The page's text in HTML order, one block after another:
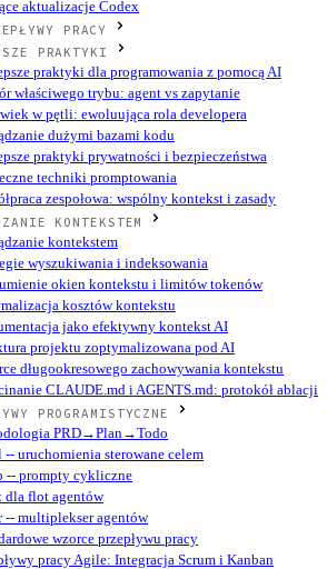
aktualizacje Codex
PRACY
PRAKTYKI
praktyki dla programowania z pomocą AI
właściwego trybu: agent vs zapytanie
w pętli: ewoluująca rola developera
dużymi bazami kodu
praktyki prywatności i bezpieczeństwa
techniki promptowania
zespołowa: wspólny kontekst i zasady
KONTEKSTEM
kontekstem
wyszukiwania i indeksowania
okien kontekstu i limitów tokenów
kosztów kontekstu
jako efektywny kontekst AI
projektu zoptymalizowana pod AI
długookresowego zachowywania kontekstu
CLAUDE.md i AGENTS.md: protokół ablacji
PROGRAMISTYCZNE
PRD→Plan→Todo
-- uruchomienia sterowane celem
-- prompty cykliczne
dla flot agentów
-- multiplekser agentów
wzorce przepływu pracy
pracy Agile: Integracja Scrum i Kanban